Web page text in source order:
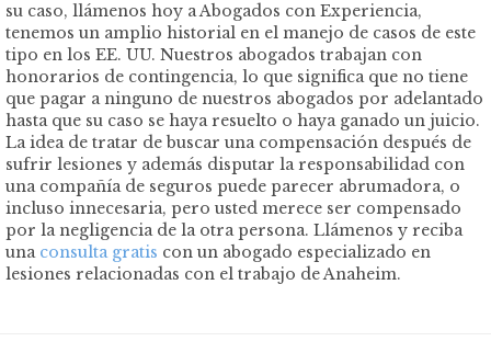
su caso, llámenos hoy a Abogados con Experiencia,
tenemos un amplio historial en el manejo de casos de este
tipo en los EE. UU. Nuestros abogados trabajan con
honorarios de contingencia, lo que significa que no tiene
que pagar a ninguno de nuestros abogados por adelantado
hasta que su caso se haya resuelto o haya ganado un juicio.
La idea de tratar de buscar una compensación después de
sufrir lesiones y además disputar la responsabilidad con
una compañía de seguros puede parecer abrumadora, o
incluso innecesaria, pero usted merece ser compensado
por la negligencia de la otra persona. Llámenos y reciba
una consulta gratis con un abogado especializado en
lesiones relacionadas con el trabajo de Anaheim.